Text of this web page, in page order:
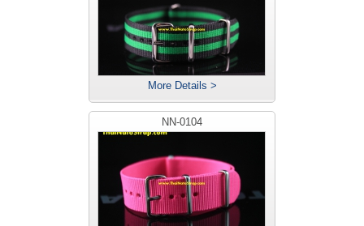
More Details >
NN-0104